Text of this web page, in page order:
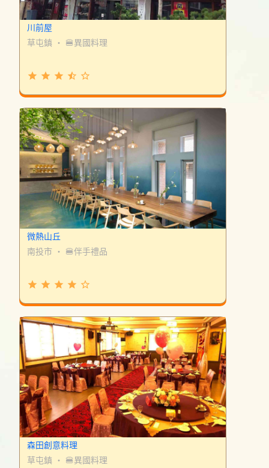
川前屋
草屯鎮 ・ 🍔異國料理
grade grade grade star_half star_border
微熱山丘
南投市 ・ 🍔伴手禮品
grade grade grade grade star_border
森田創意料理
草屯鎮 ・ 🍔異國料理